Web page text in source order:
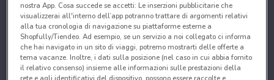
nostra App. Cosa succede se accetti: Le inserzioni pubblicitarie che
visualizzerai all'interno dell’app potranno trattare di argomenti relativi
alla tua cronologia di navigazione su piattaforme esterne a
Shopfully/Tiendeo. Ad esempio, se un servizio a noi collegato ci informa
che hai navigato in un sito di viaggi, potremo mostrarti delle offerte a
tema vacanze. Inoltre, i dati sulla posizione (nel caso in cui abbia fornito
il relativo consenso) insieme alle informazioni sulle prestazioni della